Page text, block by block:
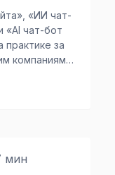
«ИИ чат-
«AI чат-бот
практике за
компаниям
мин